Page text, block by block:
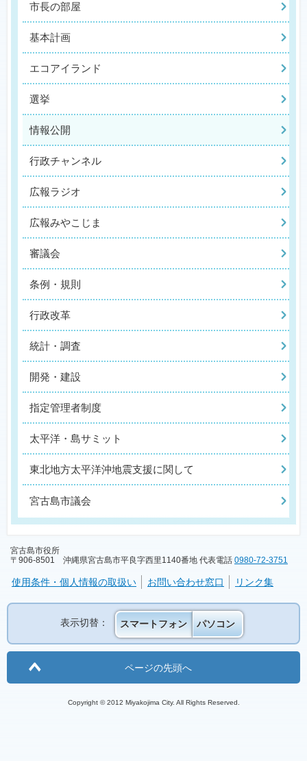
市長の部屋
基本計画
エコアイランド
選挙
情報公開
行政チャンネル
広報ラジオ
広報みやこじま
審議会
条例・規則
行政改革
統計・調査
開発・建設
指定管理者制度
太平洋・島サミット
東北地方太平洋沖地震支援に関して
宮古島市議会
宮古島市役所
〒906-8501 沖縄県宮古島市平良字西里1140番地 代表電話 0980-72-3751
使用条件・個人情報の取扱い お問い合わせ窓口 リンク集
表示切替： スマートフォン パソコン
ページの先頭へ
Copyright © 2012 Miyakojima City. All Rights Reserved.